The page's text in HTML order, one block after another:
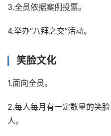
3.全员依据案例投票。
4.举办“八拜之交”活动。
笑脸文化
1.面向全员。
2.每人每月有一定数量的笑
人。